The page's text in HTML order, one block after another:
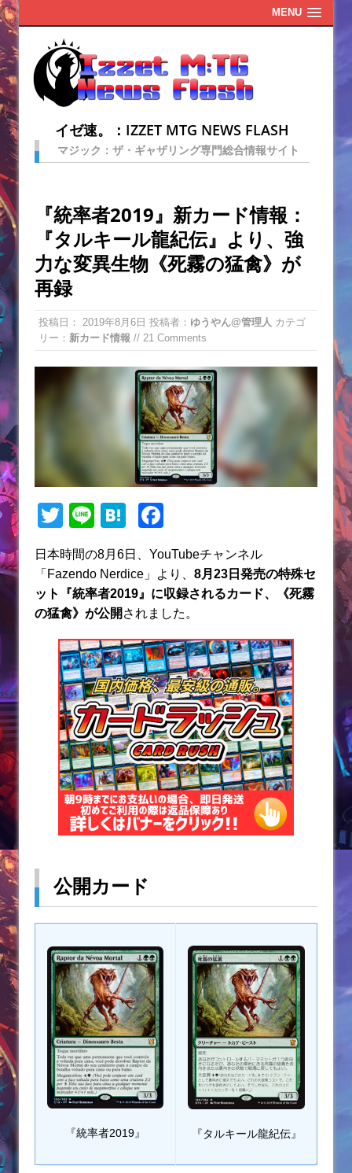
MENU
イゼ速。：IZZET MTG NEWS FLASH
マジック：ザ・ギャザリング専門総合情報サイト
『統率者2019』新カード情報：
『タルキール龍紀伝』より、強
力な変異生物《死霧の猛禽》が
再録
投稿日： 2019年8月6日 投稿者： ゆうやん@管理人 カテゴ
リー： 新カード情報 // 21 Comments
T
w
itt
er
Li
e
H
e
n
a
c
e
b
o
o
k
日本時間の8月6日、YouTubeチャンネル
「Fazendo Nerdice」より、 8月23日発売の特殊セ
ット『統率者2019』に収録されるカード、《死霧
の猛禽》 が公開 されました。
公開カード
『統率者2019』 『タルキール龍紀伝』